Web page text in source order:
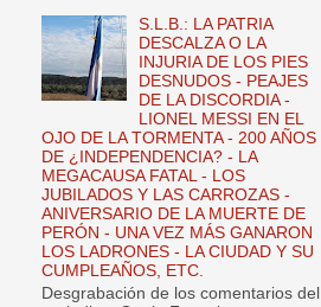
S.L.B.: LA PATRIA
DESCALZA O LA
INJURIA DE LOS PIES
DESNUDOS - PEAJES
DE LA DISCORDIA -
LIONEL MESSI EN EL
OJO DE LA TORMENTA - 200 AÑOS
DE ¿INDEPENDENCIA? - LA
MEGACAUSA FATAL - LOS
JUBILADOS Y LAS CARROZAS -
ANIVERSARIO DE LA MUERTE DE
PERÓN - UNA VEZ MÁS GANARON
LOS LADRONES - LA CIUDAD Y SU
CUMPLEAÑOS, ETC.
Desgrabación de los comentarios del